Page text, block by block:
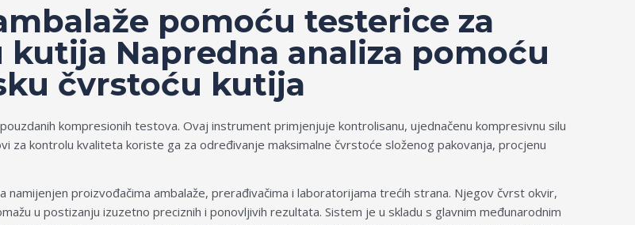
pomoću testerice za
Napredna analiza pomoću
čvrstoću kutija
kompresionih testova. Ovaj instrument primjenjuje kontrolisanu, ujednačenu kompresivnu silu
za kontrolu kvaliteta koriste ga za određivanje maksimalne čvrstoće složenog pakovanja, procjenu
proizvođačima ambalaže, prerađivačima i laboratorijama trećih strana. Njegov čvrst okvir,
u postizanju izuzetno preciznih i ponovljivih rezultata. Sistem je u skladu s glavnim međunarodnim